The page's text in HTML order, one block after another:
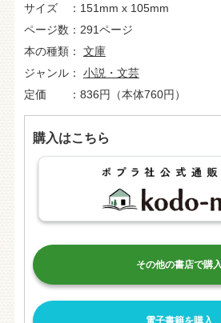
サイズ
151mm x 105mm
ページ数
291ページ
本の種類
文庫
ジャンル
小説・文芸
定価
836円（本体760円）
購入はこちら
その他の書店で購入
電子書籍を購入